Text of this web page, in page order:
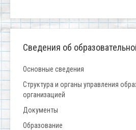
Сведения об
Основные сведения
Структура и органы управления
организацией
Документы
Образование